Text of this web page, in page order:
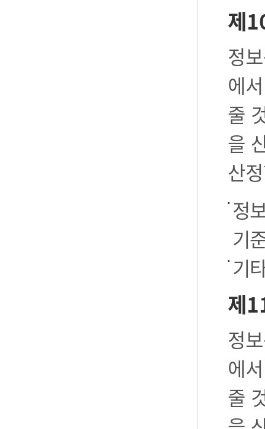
제
정
에
줄
을
산
정
기
기
제
정
에
줄